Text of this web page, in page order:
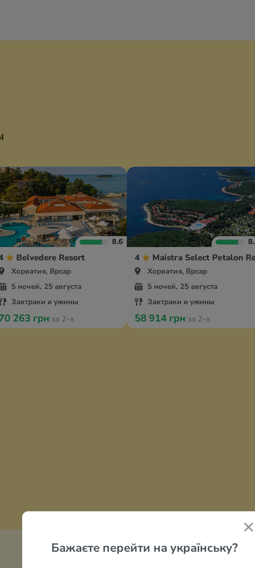
Бажаєте перейти на українську?
Homes
8.6
Belvedere Resort
Хорватия, Врсар
5 ночей, 25 августа
Завтраки и ужины
263 грн за 2-х
4 Maistra Select Petalon
Хорватия, Врсар
5 ночей, 25 августа
Завтраки и ужины
58 914 грн за 2-х